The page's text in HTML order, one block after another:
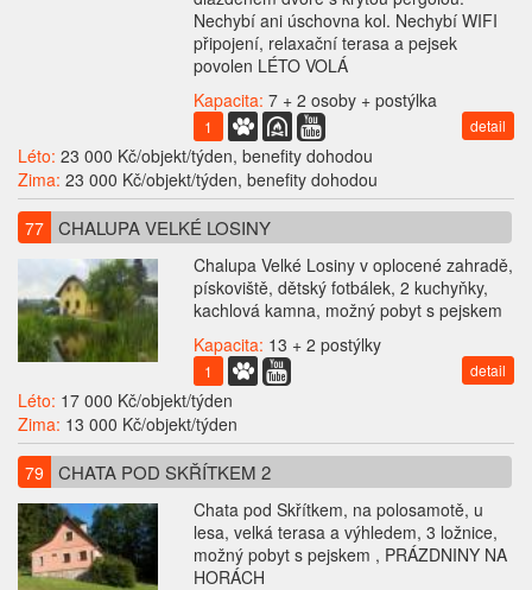
Nechybí ani úschovna kol. Nechybí WIFI
připojení, relaxační terasa a pejsek
povolen LÉTO VOLÁ
Kapacita: 7 + 2 osoby + postýlka
1 detail
Léto: 23 000 Kč/objekt/týden, benefity dohodou
Zima: 23 000 Kč/objekt/týden, benefity dohodou
77 CHALUPA VELKÉ LOSINY
Chalupa Velké Losiny v oplocené zahradě,
pískoviště, dětský fotbálek, 2 kuchyňky,
kachlová kamna, možný pobyt s pejskem
Kapacita: 13 + 2 postýlky
1 detail
Léto: 17 000 Kč/objekt/týden
Zima: 13 000 Kč/objekt/týden
79 CHATA POD SKŘÍTKEM 2
Chata pod Skřítkem, na polosamotě, u
lesa, velká terasa a výhledem, 3 ložnice,
možný pobyt s pejskem , PRÁZDNINY NA
HORÁCH